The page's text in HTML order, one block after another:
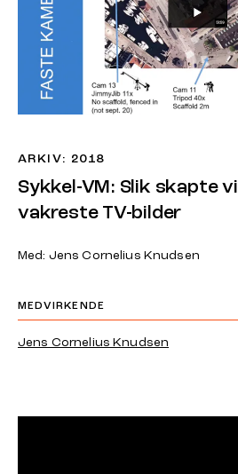
ARKIV: 2018
Sykkel-VM: Slik skapte
vakreste TV-bilder
Med: Jens Cornelius Knudsen
MEDVIRKENDE
Jens Cornelius Knudsen